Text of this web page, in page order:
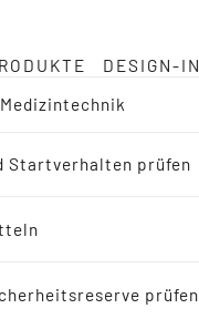
DESIGN-IN
Startverhalten prüfen
prüfen